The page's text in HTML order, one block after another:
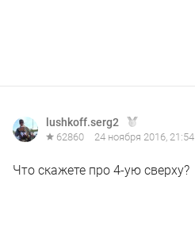
lushkoff.serg2
62860 24 ноября 2016, 21:54
Что скажете про 4-ую сверху?